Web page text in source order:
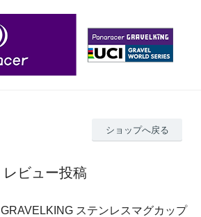
ショップへ戻る
レビュー投稿
GRAVELKING ステンレスマグカップ